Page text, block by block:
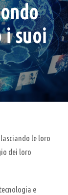
i suoi
le loro
dei loro
e